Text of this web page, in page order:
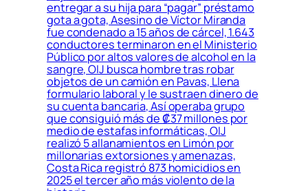
entregar a su hija para “pagar” préstamo
gota a gota, Asesino de Víctor Miranda
fue condenado a 15 años de cárcel, 1.643
conductores terminaron en el Ministerio
Público por altos valores de alcohol en la
sangre, OIJ busca hombre tras robar
objetos de un camión en Pavas, Llena
formulario laboral y le sustraen dinero de
su cuenta bancaria, Así operaba grupo
que consiguió más de ₡37 millones por
medio de estafas informáticas, OIJ
realizó 5 allanamientos en Limón por
millonarias extorsiones y amenazas,
Costa Rica registró 873 homicidios en
2025 el tercer año más violento de la